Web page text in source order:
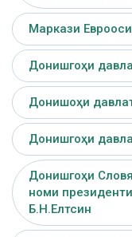
Маркази
Донишгоҳи
Донишоҳи
Донишгоҳи
Донишгоҳи
номи
Б.Н.Елтсин